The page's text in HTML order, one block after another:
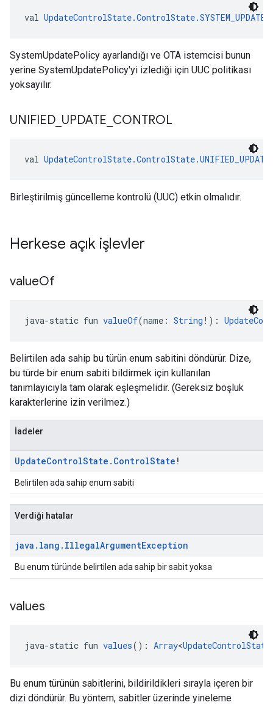
val
SystemUpdatePolicy ayarlandığı ve OTA istemcisi bunun
yerine SystemUpdatePolicy'yi izlediği için UUC politikası
yoksayılır.
UNIFIED UPDATE CONTROL
val
Birleştirilmiş güncelleme kontrolü (UUC) etkin olmalıdır.
Herkese açık işlevler
valueOf
java-static fun valueOf(name: String !):
Belirtilen ada sahip bu türün enum sabitini döndürür. Dize,
bu türde bir enum sabiti bildirmek için kullanılan
tanımlayıcıyla tam olarak eşleşmelidir. (Gereksiz boşluk
karakterlerine izin verilmez.)
İadeler
UpdateControlState . ControlState !
Belirtilen ada sahip enum sabiti
Verdiği hatalar
java . lang . IllegalArgumentException
Bu enum türünde belirtilen ada sahip bir sabit yoksa
values
java-static fun values(): Array<
Bu enum türünün sabitlerini, bildirildikleri sırayla içeren bir
dizi döndürür. Bu yöntem, sabitler üzerinde yineleme